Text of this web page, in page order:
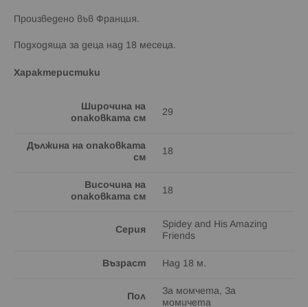
Произведено във Франция.
Подходяща за деца над 18 месеца.
Характеристики
Широчина на
опаковката см
29
Дължина на опаковката
см
18
Височина на
опаковката см
18
Серия
Spidey and His Amazing
Friends
Възраст Над 18 м.
Пол
За момчета, За
момичета